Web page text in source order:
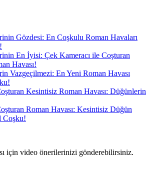
Gözdesi: En Coşkulu Roman Havaları
En İyisi: Çek Kameracı ile Coşturan
Havası!
Vazgeçilmezi: En Yeni Roman Havası
Kesintisiz Roman Havası: Düğünlerin
Roman Havası: Kesintisiz Düğün
Coşku!
için video önerilerinizi gönderebilirsiniz.